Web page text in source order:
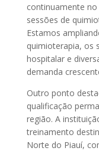
continuamente
sessões de
Estamos
quimioterapia, os
hospitalar e
demanda
Outro ponto
qualificação
região. A
treinamento
Norte do Piauí,